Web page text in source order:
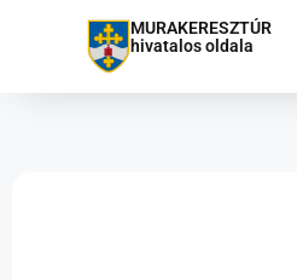
MURAKERESZTÚR
hivatalos oldala